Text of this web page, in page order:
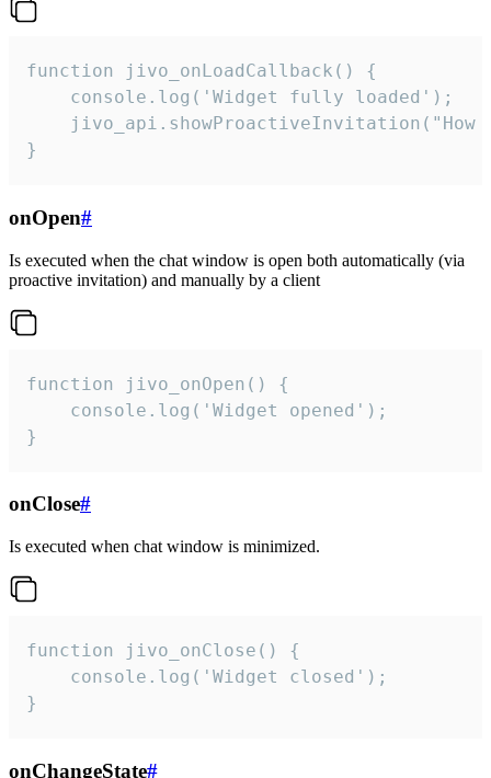
function jivo_onLoadCallback() {
    console.log('Widget fully loaded');
jivo_api.showProactiveInvitation("How
}
onOpen#
Is executed when the chat window is open both automatically (via
proactive invitation) and manually by a client
function jivo_onOpen() {
    console.log('Widget opened');
}
onClose#
Is executed when chat window is minimized.
function jivo_onClose() {
    console.log('Widget closed');
}
onChangeState#